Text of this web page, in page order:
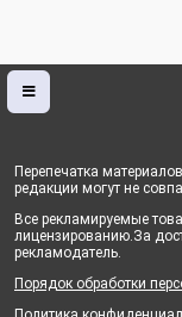
Перепечатка
редакции могут не
Все рекламируемые
лицензированию.За
рекламодатель.
Порядок обработки